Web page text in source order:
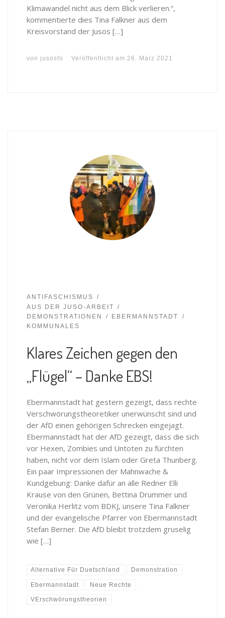
Klimawandel nicht aus dem Blick verlieren.“,
kommentierte dies Tina Falkner aus dem
Kreisvorstand der Jusos […]
von jusosfo Veröffentlicht am 26. März 2021
ANTIFASCHISMUS
AUS DER JUSO-ARBEIT
DEMONSTRATIONEN
EBERMANNSTADT
KOMMUNALES
Klares Zeichen gegen den
„Flügel“ – Danke EBS!
Ebermannstadt hat gestern gezeigt, dass rechte
Verschwörungstheoretiker unerwünscht sind und
der AfD einen gehörigen Schrecken eingejagt.
Ebermannstadt hat der AfD gezeigt, dass die sich
vor Hexen, Zombies und Untoten zu fürchten
haben, nicht vor dem Islam oder Greta Thunberg.
Ein paar Impressionen der Mahnwache &
Kundgebung: Danke dafür an alle Redner Elli
Krause von den Grünen, Bettina Drummer und
Veronika Herlitz vom BDKJ, unsere Tina Falkner
und der evangelische Pfarrer von Ebermannstadt
Stefan Berner. Die AfD bleibt trotzdem gruselig
wie […]
Alternative Für Duetschland Demonstration
Ebermannstadt Neue Rechte
VErschwörungstheorien